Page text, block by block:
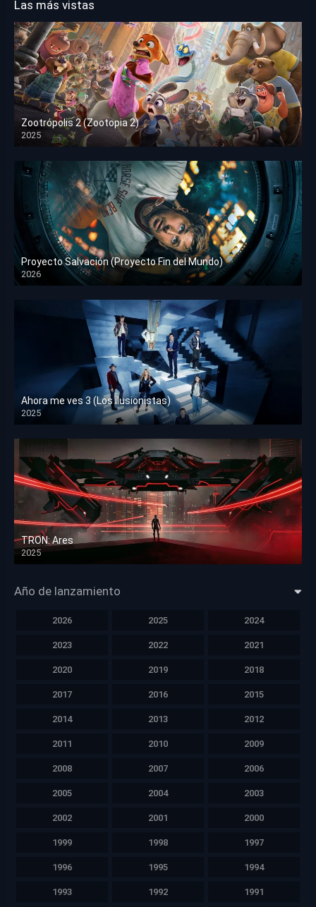
Las más vistas
Zootrópolis 2 (Zootopia 2)
2025
HD 1080p
Proyecto Salvación (Proyecto Fin del Mundo)
2026
HD 1080p
Ahora me ves 3 (Los ilusionistas)
2025
HD 1080p
TRON: Ares
2025
HD 1080p
Año de lanzamiento
2026 2025 2024
2023 2022 2021
2020 2019 2018
2017 2016 2015
2014 2013 2012
2011 2010 2009
2008 2007 2006
2005 2004 2003
2002 2001 2000
1999 1998 1997
1996 1995 1994
1993 1992 1991